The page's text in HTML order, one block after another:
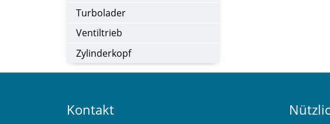
Turbolader
Ventiltrieb
Zylinderkopf
Kontakt